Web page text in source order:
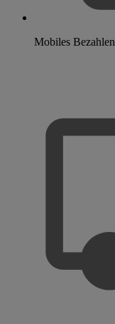
Mobiles Bezahlen